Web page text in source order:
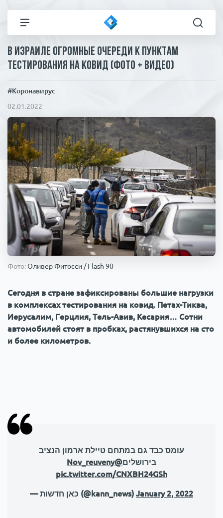
Все новости
Экономика
Общество
Коронавирус
Происшествия
Армия
Технологии
Пресса
Статьи
ЧП И КРИМИНАЛ
1000 мелочей
В Израиле огромные очереди к пунктам
тестирования на ковид (фото + видео)
#Коронавирус
02.01.2022
Фото:Оливер Фитосси / Flash 90
Сегодня в стране зафиксированы большие нагрузки
в комплексах тестирования на ковид. Петах-Тиква,
Иерусалим, Герцлия, Тель-Авив, Кесария… Сотни
автомобилей стоят в пробках, растянувшихся на сто
и более километров.
עומס כבד גם במתחם טיילת ארמון הנציב
בירושלים@Nov_reuveny
pic.twitter.com/CNXBH24GSh
— כאן חדשות (@kann_news) January 2, 2022